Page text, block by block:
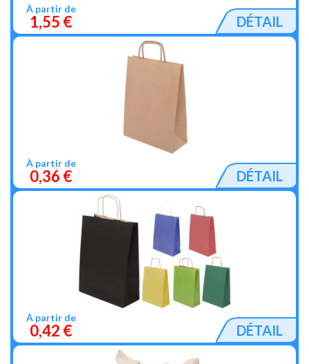
À partir de
1,55 € DÉTAIL
À partir de
0,36 € DÉTAIL
À partir de
0,42 € DÉTAIL